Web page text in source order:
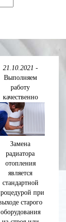
21.10.2021 -
Выполняем
работу
качественно
Замена
радиатора
отопления
является
стандартной
при
старого
оборудования